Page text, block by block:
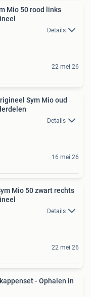
Mio 50 rood links
Details
22 mei 26
Sym Mio oud
Details
16 mei 26
Mio 50 zwart rechts
Details
22 mei 26
- Ophalen in